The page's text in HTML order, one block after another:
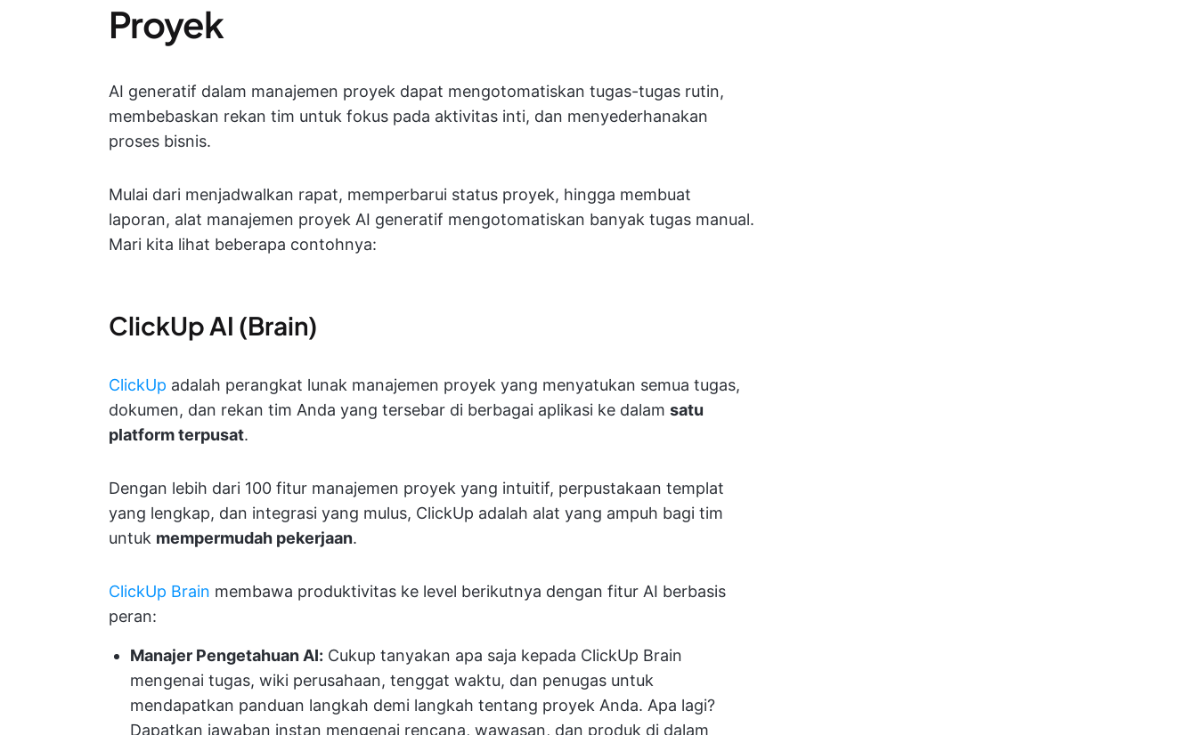
Proyek
AI generatif dalam manajemen proyek dapat mengotomatiskan tugas-tugas rutin,
membebaskan rekan tim untuk fokus pada aktivitas inti, dan menyederhanakan
proses bisnis.
Mulai dari menjadwalkan rapat, memperbarui status proyek, hingga membuat
laporan, alat manajemen proyek AI generatif mengotomatiskan banyak tugas manual.
Mari kita lihat beberapa contohnya:
ClickUp AI (Brain)
ClickUp adalah perangkat lunak manajemen proyek yang menyatukan semua tugas,
dokumen, dan rekan tim Anda yang tersebar di berbagai aplikasi ke dalam satu
platform terpusat.
Dengan lebih dari 100 fitur manajemen proyek yang intuitif, perpustakaan templat
yang lengkap, dan integrasi yang mulus, ClickUp adalah alat yang ampuh bagi tim
untuk mempermudah pekerjaan.
ClickUp Brain membawa produktivitas ke level berikutnya dengan fitur AI berbasis
peran:
Manajer Pengetahuan AI: Cukup tanyakan apa saja kepada ClickUp Brain
mengenai tugas, wiki perusahaan, tenggat waktu, dan penugas untuk
mendapatkan panduan langkah demi langkah tentang proyek Anda. Apa lagi?
Dapatkan jawaban instan mengenai rencana, wawasan, dan produk di dalam